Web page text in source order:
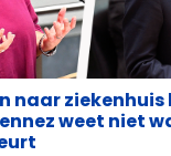
politiek
naar
weet niet